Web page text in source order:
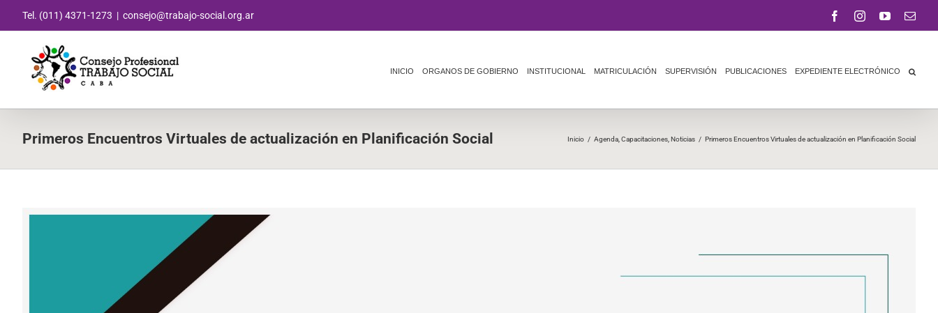
Tel. (011) 4371-1273 | consejo@trabajo-social.org.ar FacebookInstagramYouTube
INICIO ORGANOS DE GOBIERNO INSTITUCIONAL MATRICULACIÓN SUPERVISIÓN PUBLICACIONES EXPEDIENTE ELECTRÓNICO
Primeros Encuentros Virtuales de actualización en Planificación Social Inicio / Agenda Capacitaciones Noticias / Primeros Encuentros Virtuales de actualización en Planificación Social